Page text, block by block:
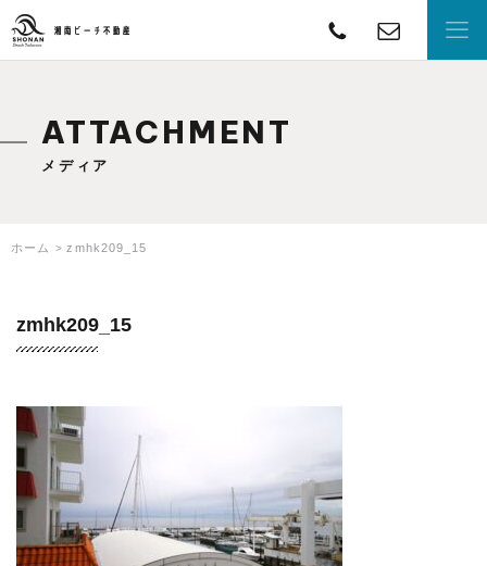
湘南ビーチ不動産
ATTACHMENT
メディア
ホーム zmhk209_15
zmhk209_15